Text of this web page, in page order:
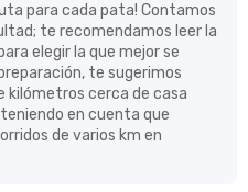
para cada pata! Contamos
te recomendamos leer la
elegir la que mejor se
te sugerimos
kilómetros cerca de casa
en cuenta que
de varios km en